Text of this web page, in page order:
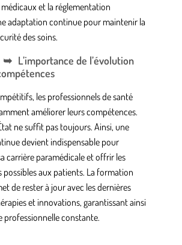
et la réglementation
adaptation continue pour maintenir la
des soins.
L’importance de l’évolution
les professionnels de santé
améliorer leurs compétences.
ne suffit pas toujours. Ainsi, une
devient indispensable pour
carrière paramédicale et offrir les
possibles aux patients. La formation
de rester à jour avec les dernières
et innovations, garantissant ainsi
professionnelle constante.